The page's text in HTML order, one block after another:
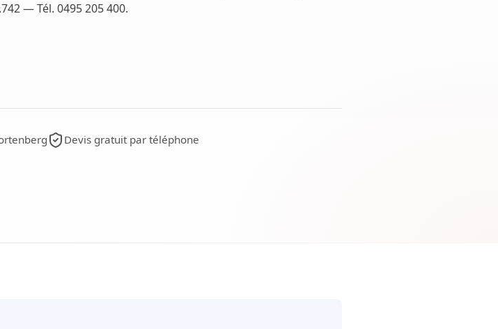
— Tél. 0495 205 400.
Devis gratuit par téléphone